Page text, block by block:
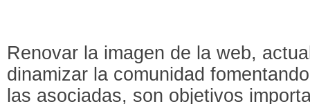
Renovar la imagen de la web,
dinamizar la comunidad
las asociadas, son objetivos